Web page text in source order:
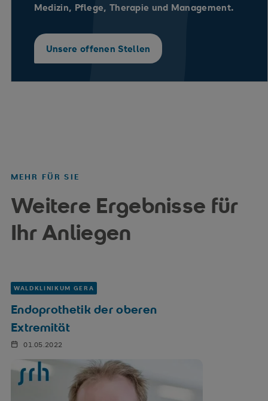
Medizin, Pflege, Therapie und Management.
Unsere offenen Stellen
MEHR FÜR SIE
Weitere Ergebnisse für
Ihr Anliegen
WALDKLINIKUM GERA
Endoprothetik der oberen
Extremität
01.05.2022